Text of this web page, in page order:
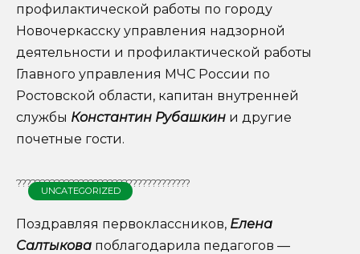
профилактической работы по городу
Новочеркасску управления надзорной
деятельности и профилактической работы
Главного управления МЧС России по
Ростовской области, капитан внутренней
службы Константин Рубашкин и другие
почетные гости.
????????????????????????????????????
UNCATEGORIZED
Поздравляя первоклассников, Елена
Салтыкова поблагодарила педагогов —